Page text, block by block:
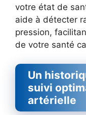
votre état de
aide à détecter
pression,
de votre santé
Un
suivi
artérielle